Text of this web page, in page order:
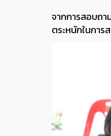
จากการสอบถา
ตระหนักในกา